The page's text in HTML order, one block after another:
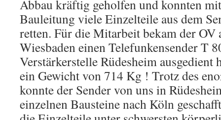
Abbau kräftig geholfen und konnten
Bauleitung viele Einzelteile aus dem
retten. Für die Mitarbeit bekam der
Wiesbaden einen Telefunkensender T
Verstärkerstelle Rüdesheim ausgedient
ein Gewicht von 714 Kg ! Trotz des
konnte der Sender von uns in
einzelnen Bausteine nach Köln